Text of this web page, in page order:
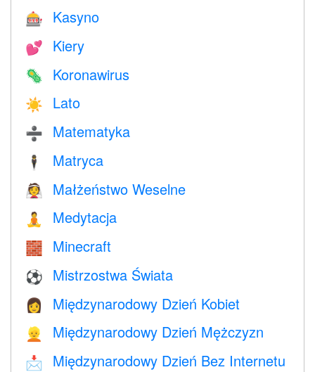
🎰 Kasyno
💕 Kiery
🦠 Koronawirus
☀️ Lato
➗ Matematyka
🕴️ Matryca
👰 Małżeństwo Weselne
🧘 Medytacja
🧱 Minecraft
⚽ Mistrzostwa Świata
👩 Międzynarodowy Dzień Kobiet
👱 Międzynarodowy Dzień Mężczyzn
📩 Międzynarodowy Dzień Bez Internetu